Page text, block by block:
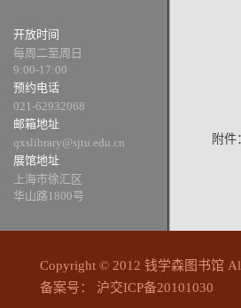
开放时间
每周二至周日
9:00-17:00
预约电话
021-62932068
邮箱地址
qxslibrary@sjtu.edu.cn
展馆地址
上海市徐汇区
华山路1800号
附件
Copyright © 2012 钱学森图书馆
备案号： 沪交ICP备20101030